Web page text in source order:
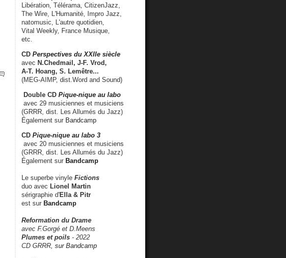
Libération, Télérama, CitizenJazz,
The Wire, L'Humanité, Impro Jazz,
natomusic, L'autre quotidien,
Vital Weekly, France Musique,
etc.
CD Perspectives du XXIIe siècle
avec N.Chedmail, J-F. Vrod,
A-T. Hoang, S. Lemêtre...
(MEG-AIMP, dist.Word and Sound)
Double CD Pique-nique au labo
avec 29 musiciennes et musiciens
(GRRR, dist. Les Allumés du Jazz)
Également sur Bandcamp
CD Pique-nique au labo 3
avec 20 musiciennes et musiciens
(GRRR, dist. Les Allumés du Jazz)
Également sur Bandcamp
Le superbe vinyle Fictions
duo avec Lionel Martin
sérigraphie d'Ella & Pitr
est sur Bandcamp
Reformation du Drame
avec F.Gorgé et D.Meens
Plumes et poils - 2022
CD GRRR, sur Bandcamp